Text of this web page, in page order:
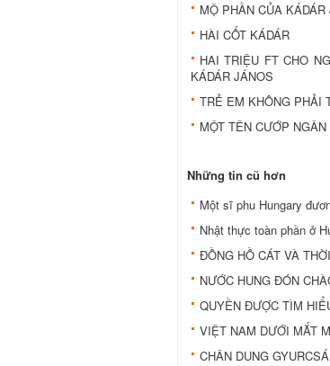
MỘ PHẦN CỦA
HÀI CỐT KÁDÁR
HAI TRIỆU FT CHO
KÁDÁR JÁNOS
TRẺ EM KHÔNG PHẢI
MỘT TÊN CƯỚP
Những tin cũ hơn
Một sĩ phu Hungary
Nhật thực toàn phần ở
ĐỒNG HỒ CÁT VÀ
NƯỚC HUNG ĐÓN
QUYỀN ĐƯỢC TÌM
VIỆT NAM DƯỚI MẮT
CHÂN DUNG